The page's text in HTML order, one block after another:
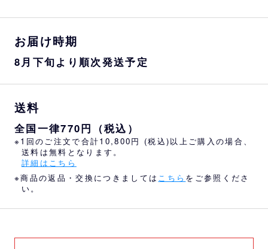
お届け時期
8月下旬より順次発送予定
送料
全国一律770円（税込）
※1回のご注文で合計10,800円 (税込)以上ご購入の場合、
送料は無料となります。
詳細はこちら
※商品の返品・交換につきましては こちら をご参照くださ
い。